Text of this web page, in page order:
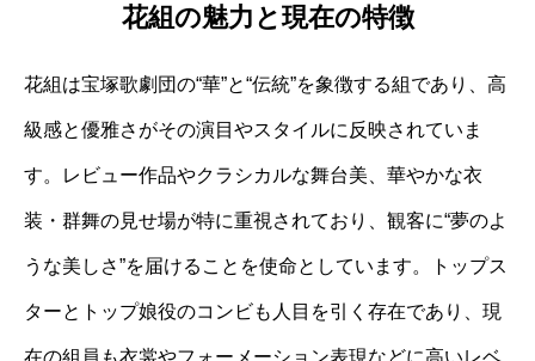
花組の魅力と現在の特徴
花組は宝塚歌劇団の“華”と“伝統”を象徴する組であり、高
級感と優雅さがその演目やスタイルに反映されていま
す。レビュー作品やクラシカルな舞台美、華やかな衣
装・群舞の見せ場が特に重視されており、観客に“夢のよ
うな美しさ”を届けることを使命としています。トップス
ターとトップ娘役のコンビも人目を引く存在であり、現